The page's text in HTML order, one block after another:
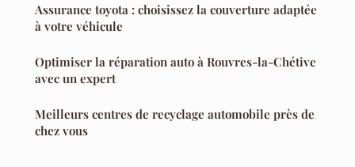
Assurance toyota : choisissez la couverture adaptée
à votre véhicule
Optimiser la réparation auto à Rouvres-la-Chétive
avec un expert
Meilleurs centres de recyclage automobile près de
chez vous